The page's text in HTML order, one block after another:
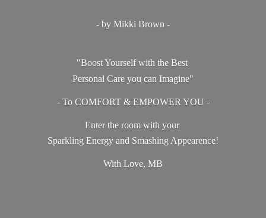
- by Mikki Brown -
"Boost Yourself with the Best
Personal Care you can Imagine"
- To COMFORT & EMPOWER YOU -
Enter the room with your
Sparkling Energy and Smashing Appearence!
With Love, MB